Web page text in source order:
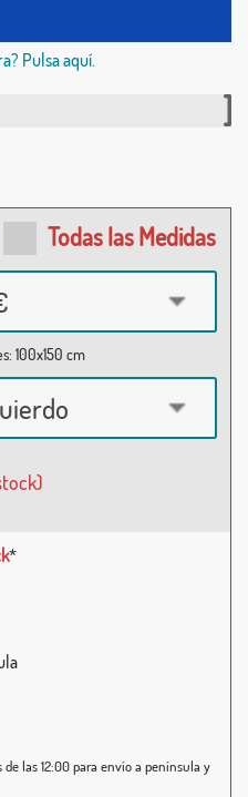
Pulsa aquí.
Todas las Medidas
100x150 cm
*
las 12:00 para envío a península y